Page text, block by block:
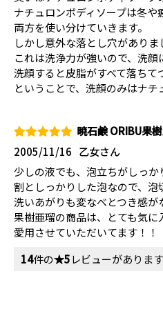
ナチュロンボディソープは冬
両方を使い分けていきます。
しかし意外な落とし穴がありま
これは洗浄力が強いので、洗
洗顔すると皮脂がすべて落ちて
ということで、洗顔のみはナチ
暁石鹸 ORIBU果
乙女さん
2005/11/16
少しの液でも、泡立ちがしっか
割としっかりした泡なので、泡
洗いあがりも変なべとつき感
果樹亜瑠の商品は、とても気
愛用させていただいてます！！
14件の★5レビューがあります